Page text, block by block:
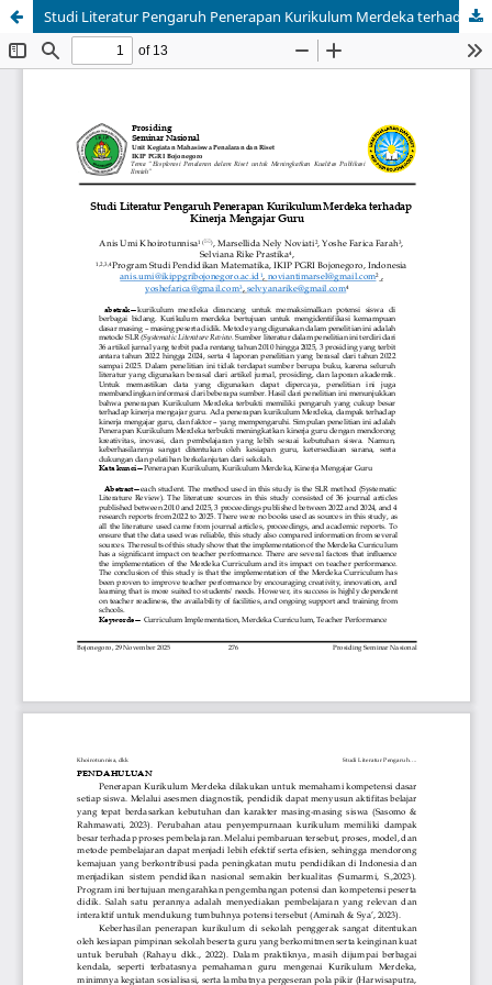
Studi Literatur Pengaruh Penerapan Kurikulum Merdeka terhadap Kinerja Mengajar Guru